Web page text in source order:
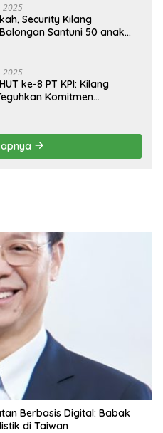
2025
Security Kilang
Santuni 50 anak
2025
ke-8 PT KPI: Kilang
Komitmen
Berbasis Digital: Babak
di Taiwan